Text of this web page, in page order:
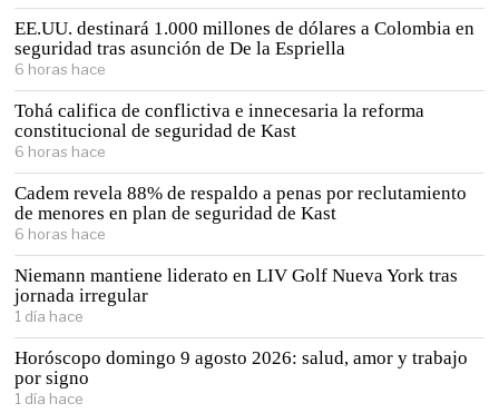
EE.UU. destinará 1.000 millones de dólares a Colombia en
seguridad tras asunción de De la Espriella
6 horas hace
Tohá califica de conflictiva e innecesaria la reforma
constitucional de seguridad de Kast
6 horas hace
Cadem revela 88% de respaldo a penas por reclutamiento
de menores en plan de seguridad de Kast
6 horas hace
Niemann mantiene liderato en LIV Golf Nueva York tras
jornada irregular
1 día hace
Horóscopo domingo 9 agosto 2026: salud, amor y trabajo
por signo
1 día hace